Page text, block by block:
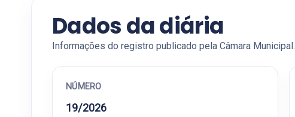
Dados da diária
Informações do registro publicado pela Câmara Municipal.
NÚMERO
19/2026